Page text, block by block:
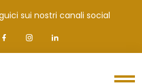
sui nostri canali social